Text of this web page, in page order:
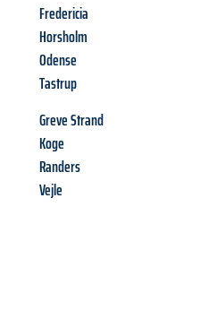
Fredericia
Horsholm
Odense
Tastrup
Greve Strand
Koge
Randers
Vejle